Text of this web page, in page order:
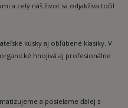
a celý náš život sa odjakživa točil
kúsky aj obľúbené klasiky. V
hnojivá aj profesionálne
a posielame ďalej s